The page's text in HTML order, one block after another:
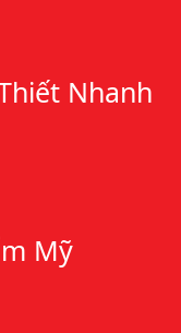
Nhanh
Mỹ